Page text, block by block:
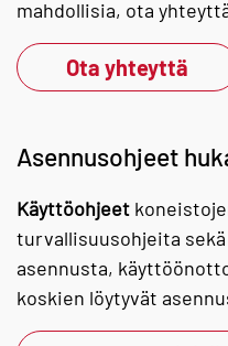
mahdollisia, ota
Ota yhteyttä
Asennusohjeet
Käyttöohjeet
turvallisuusohjeita
asennusta,
koskien löytyvät